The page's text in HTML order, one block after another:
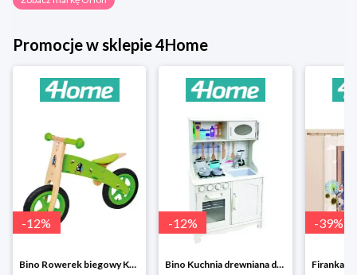
Promocje w sklepie 4Home
-12%
Bino Rowerek biegowy Krecik
-12%
Bino Kuchnia drewniana dla dzieci Provence
-39%